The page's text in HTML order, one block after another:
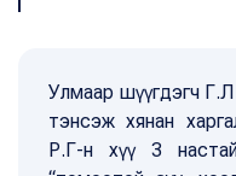
Улмаар шүүгдэгч Г.Л
тэнсэж хянан
Р.Г-н хүү 3